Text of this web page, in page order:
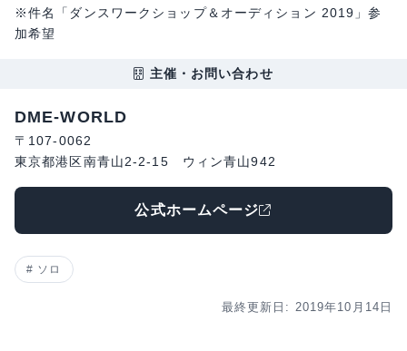
※件名「ダンスワークショップ＆オーディション 2019」参
加希望
主催・お問い合わせ
DME-WORLD
〒107-0062
東京都港区南青山2-2-15 ウィン青山942
公式ホームページ
ソロ
最終更新日: 2019年10月14日